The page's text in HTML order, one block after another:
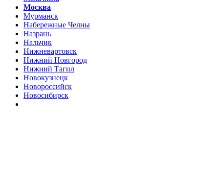
Москва
Мурманск
Набережные Челны
Назрань
Нальчик
Нижневартовск
Нижний Новгород
Нижний Тагил
Новокузнецк
Новороссийск
Новосибирск